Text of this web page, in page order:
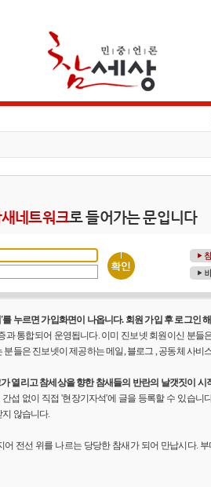
네트워크로 들어가는 문입니다
누르면 가입화면이 나옵니다. 회원 가입 후 로그인
과 통합되어 운영됩니다. 이미 진보넷 회원이신 분들
분들은 진보넷이 제공하는 메일, 블로그 , 공동체 사비
열리고 참세상을 향한 참새들의 반란의 날갯짓이 시
섭 없이 직접 '현장기자석'에 글을 등록할 수 있습니
않습니다.
어 전선 위를 나르는 당당한 참새가 되어 만납시다.